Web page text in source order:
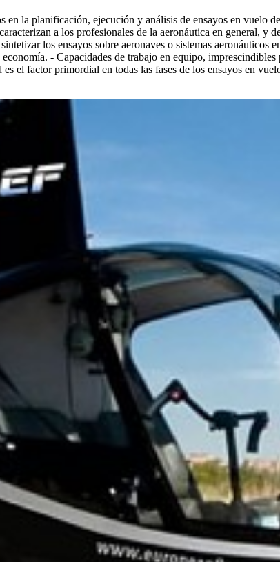
la planificación, ejecución y análisis de ensayos en vuelo
a los profesionales de la aeronáutica en general, y
los ensayos sobre aeronaves o sistemas
- Capacidades de trabajo en equipo,
el factor primordial en todas las fases de los ensayos en